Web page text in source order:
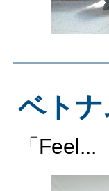
ベト
「Feel...